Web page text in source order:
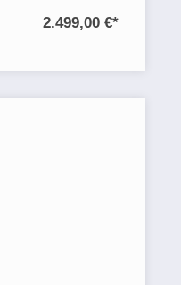
2.499,00 €*